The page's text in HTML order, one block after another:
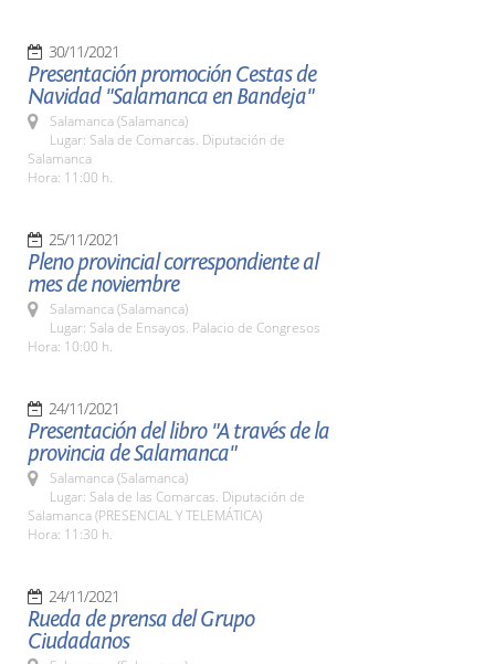
30/11/2021
Presentación promoción Cestas de
Navidad "Salamanca en Bandeja"
Salamanca (Salamanca)
Lugar: Sala de Comarcas. Diputación de
Salamanca
Hora: 11:00 h.
25/11/2021
Pleno provincial correspondiente al
mes de noviembre
Salamanca (Salamanca)
Lugar: Sala de Ensayos. Palacio de Congresos
Hora: 10:00 h.
24/11/2021
Presentación del libro "A través de la
provincia de Salamanca"
Salamanca (Salamanca)
Lugar: Sala de las Comarcas. Diputación de
Salamanca (PRESENCIAL Y TELEMÁTICA)
Hora: 11:30 h.
24/11/2021
Rueda de prensa del Grupo
Ciudadanos